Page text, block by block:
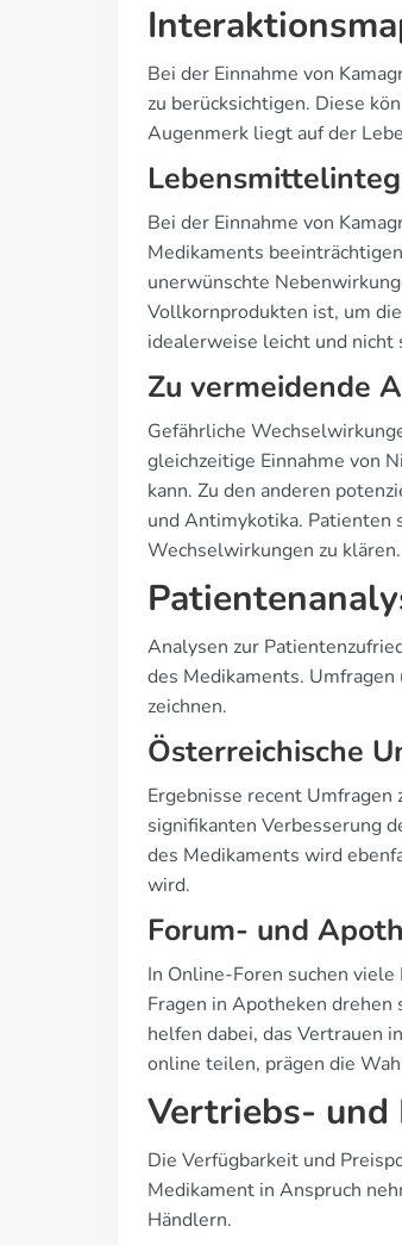
Bei der Einnahme von
zu berücksichtigen. Diese
Augenmerk liegt auf der
Bei der Einnahme von
Medikaments
unerwünschte
Vollkornprodukten ist, um
idealerweise leicht und
Zu vermeidende
Gefährliche
gleichzeitige Einnahme von
kann. Zu den anderen
und Antimykotika. Patienten
Wechselwirkungen zu
Analysen zur
des Medikaments.
zeichnen.
Österreichische
Ergebnisse recent
signifikanten Verbesserung
des Medikaments wird
wird.
Forum- und
In Online-Foren suchen
Fragen in Apotheken
helfen dabei, das Vertrauen
online teilen, prägen die
Vertriebs- und
Die Verfügbarkeit und
Medikament in Anspruch
Händlern.